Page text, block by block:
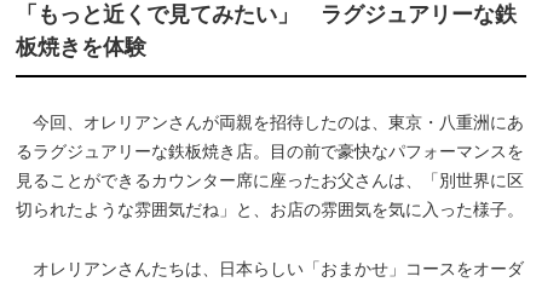
「もっと近くで見てみたい」 ラグジュアリーな鉄
板焼きを体験
今回、オレリアンさんが両親を招待したのは、東京・八重洲にあ
るラグジュアリーな鉄板焼き店。目の前で豪快なパフォーマンスを
見ることができるカウンター席に座ったお父さんは、「別世界に区
切られたような雰囲気だね」と、お店の雰囲気を気に入った様子。
オレリアンさんたちは、日本らしい「おまかせ」コースをオーダ